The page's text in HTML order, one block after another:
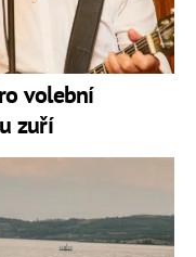
volební
zuří